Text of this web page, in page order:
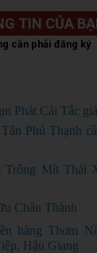
TIN CỦA
cần phải đăng ký
Phát Cái Tắc
Phú Thạnh
Trông Mít Thái
Châu Thành
hàng Thơm
Hậu Giang